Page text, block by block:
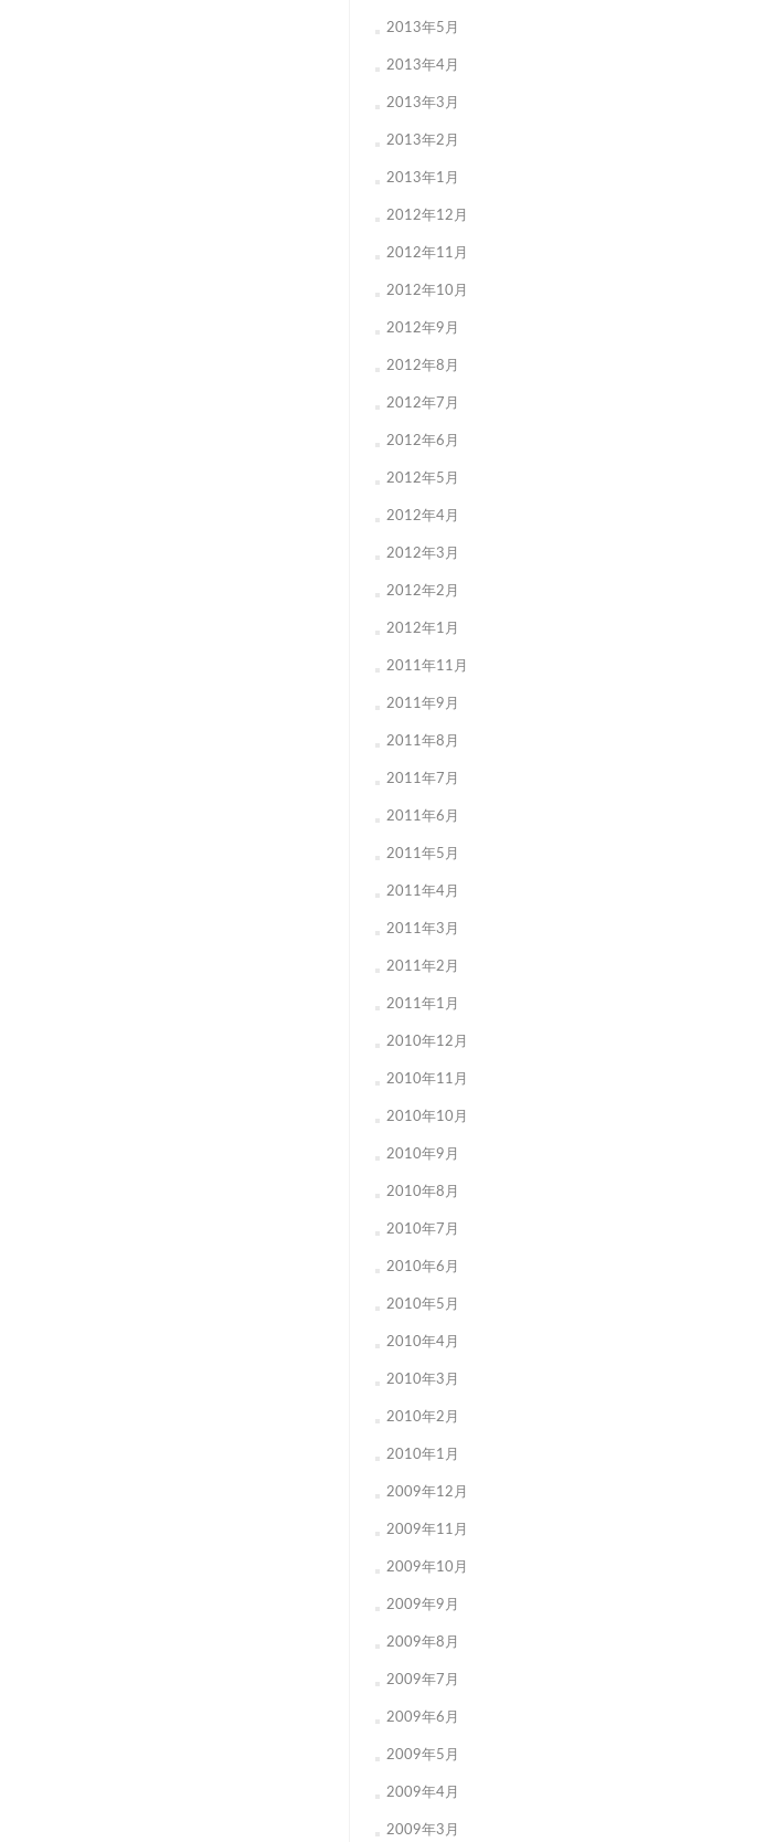
2013年5月
2013年4月
2013年3月
2013年2月
2013年1月
2012年12月
2012年11月
2012年10月
2012年9月
2012年8月
2012年7月
2012年6月
2012年5月
2012年4月
2012年3月
2012年2月
2012年1月
2011年11月
2011年9月
2011年8月
2011年7月
2011年6月
2011年5月
2011年4月
2011年3月
2011年2月
2011年1月
2010年12月
2010年11月
2010年10月
2010年9月
2010年8月
2010年7月
2010年6月
2010年5月
2010年4月
2010年3月
2010年2月
2010年1月
2009年12月
2009年11月
2009年10月
2009年9月
2009年8月
2009年7月
2009年6月
2009年5月
2009年4月
2009年3月